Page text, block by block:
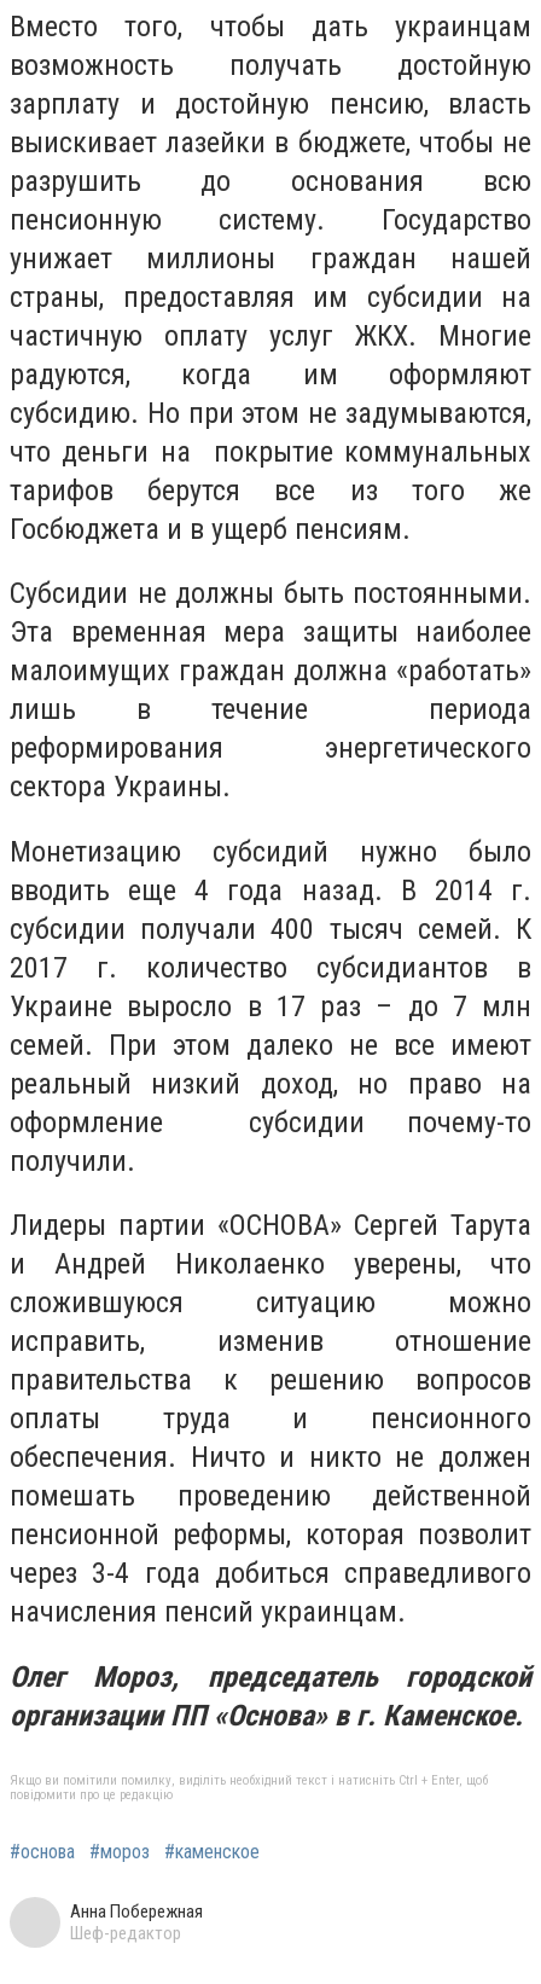
Вместо того, чтобы дать украинцам
возможность получать достойную
зарплату и достойную пенсию, власть
выискивает лазейки в бюджете, чтобы не
разрушить до основания всю
пенсионную систему. Государство
унижает миллионы граждан нашей
страны, предоставляя им субсидии на
частичную оплату услуг ЖКХ. Многие
радуются, когда им оформляют
субсидию. Но при этом не задумываются,
что деньги на покрытие коммунальных
тарифов берутся все из того же
Госбюджета и в ущерб пенсиям.
Субсидии не должны быть постоянными.
Эта временная мера защиты наиболее
малоимущих граждан должна «работать»
лишь в течение периода
реформирования энергетического
сектора Украины.
Монетизацию субсидий нужно было
вводить еще 4 года назад. В 2014 г.
субсидии получали 400 тысяч семей. К
2017 г. количество субсидиантов в
Украине выросло в 17 раз – до 7 млн
семей. При этом далеко не все имеют
реальный низкий доход, но право на
оформление субсидии почему-то
получили.
Лидеры партии «ОСНОВА» Сергей Тарута
и Андрей Николаенко уверены, что
сложившуюся ситуацию можно
исправить, изменив отношение
правительства к решению вопросов
оплаты труда и пенсионного
обеспечения. Ничто и никто не должен
помешать проведению действенной
пенсионной реформы, которая позволит
через 3-4 года добиться справедливого
начисления пенсий украинцам.
Олег Мороз, председатель городской
организации ПП «Основа» в г. Каменское.
Якщо ви помітили помилку, виділіть необхідний текст і натисніть Ctrl + Enter, щоб
повідомити про це редакцію
#основа #мороз #каменское
Анна Побережная
Шеф-редактор